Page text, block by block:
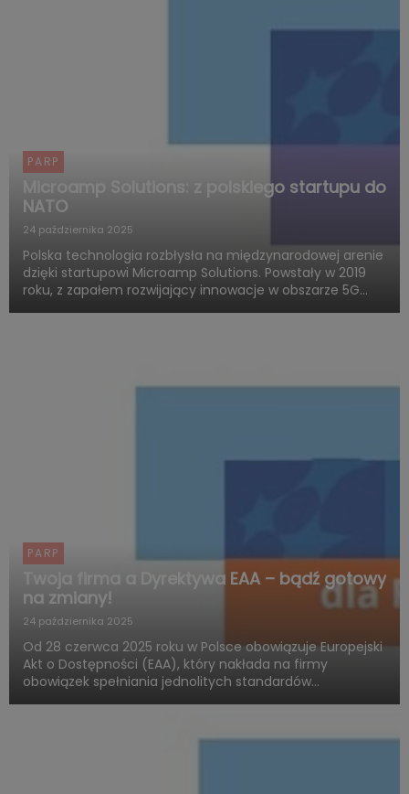
PARP
Microamp Solutions: z polskiego startupu do
NATO
24 października 2025
Polska technologia rozbłysła na międzynarodowej arenie
dzięki startupowi Microamp Solutions. Powstały w 2019
roku, z zapałem rozwijający innowacje w obszarze 5G
PARP
Twoja firma a Dyrektywa EAA – bądź gotowy
na zmiany!
24 października 2025
Od 28 czerwca 2025 roku w Polsce obowiązuje Europejski
Akt o Dostępności (EAA), który nakłada na firmy
obowiązek spełniania jednolitych standardów